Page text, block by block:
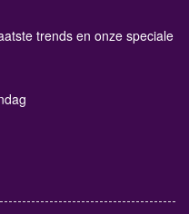
trends en onze speciale